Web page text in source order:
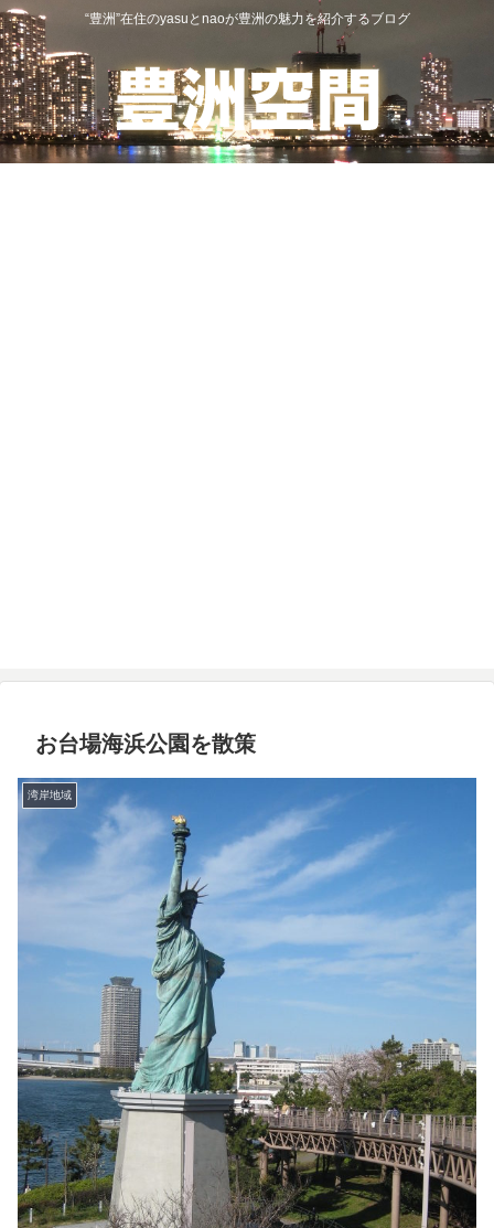
“豊洲”在住のyasuとnaoが豊洲の魅力を紹介するブログ
お台場海浜公園を散策
湾岸地域